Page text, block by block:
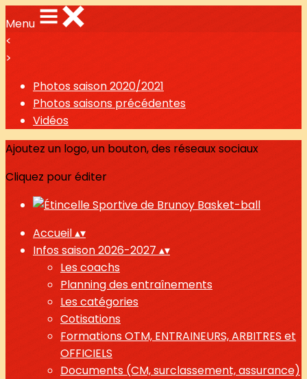
Menu
<
>
Photos saison 2020/2021
Photos saisons précédentes
Vidéos
Ajoutez un logo, un bouton, des réseaux sociaux
Cliquez pour éditer
Accueil▴▾
Infos saison 2026-2027 ▴▾
Les coachs
Planning des entraînements
Les catégories
Cotisations
Formations OTM, ENTRAINEURS, ARBITRES et
OFFICIELS
Documents (CM, surclassement, assurance)